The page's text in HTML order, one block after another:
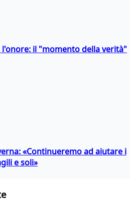
l'onore: il "momento della verità"
«Continueremo ad aiutare i
e soli»